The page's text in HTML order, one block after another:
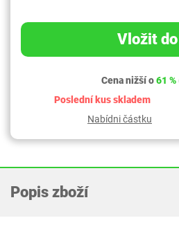
Vložit
Cena nižší o61 %
Poslední kus skladem
Nabídni částku
Popis zboží